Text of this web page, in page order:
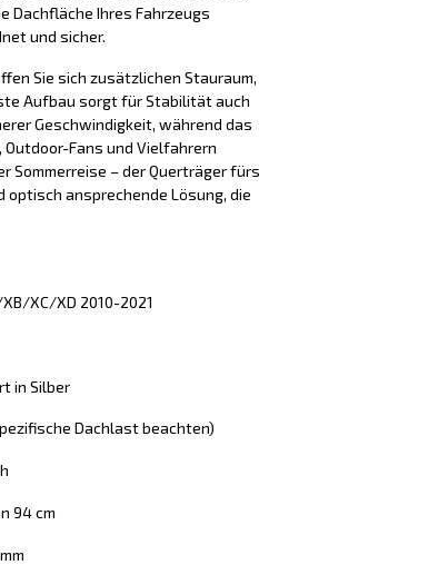
Dachfläche Ihres Fahrzeugs
und sicher.
Sie sich zusätzlichen Stauraum,
Aufbau sorgt für Stabilität auch
Geschwindigkeit, während das
Fans und Vielfahrern
Sommerreise – der Querträger fürs
ansprechende Lösung, die
XC/XD 2010-2021
in Silber
Dachlast beachten)
94 cm